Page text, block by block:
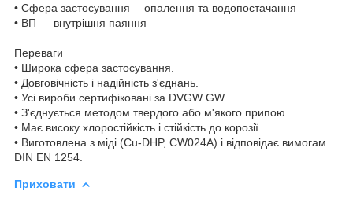
• Сфера застосування —опалення та водопостачання
• ВП — внутрішня паяння
Переваги
• Широка сфера застосування.
• Довговічність і надійність з'єднань.
• Усі вироби сертифіковані за DVGW GW.
• З'єднується методом твердого або м'якого припою.
• Має високу хлоростійкість і стійкість до корозії.
• Виготовлена з міді (Cu-DHP, CW024A) і відповідає вимогам
DIN EN 1254.
Приховати